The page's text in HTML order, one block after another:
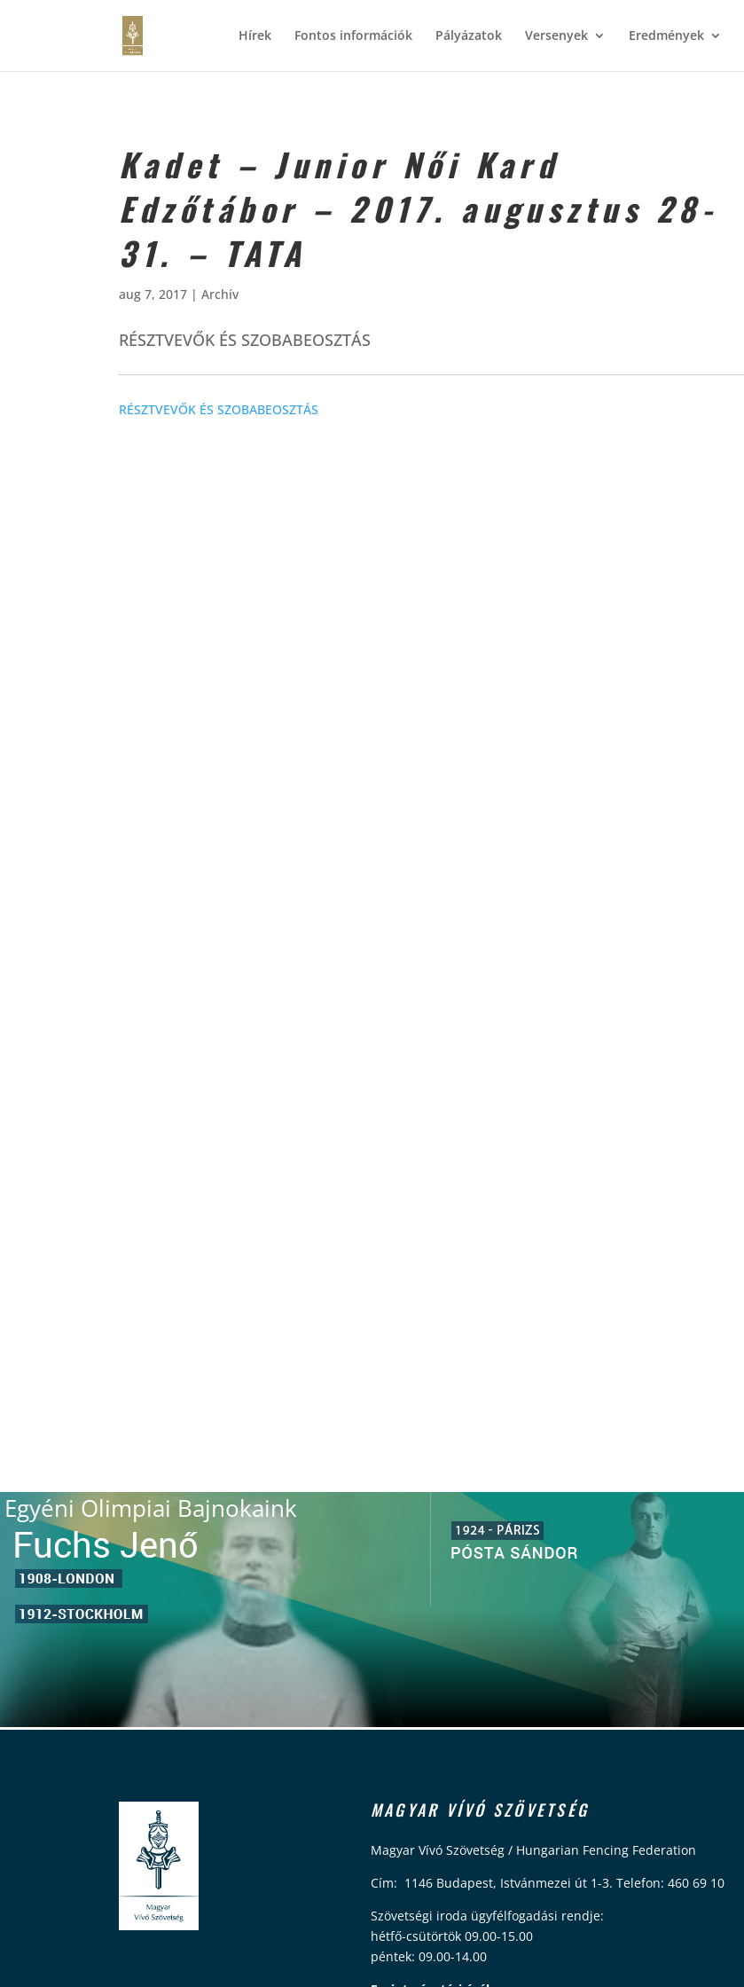
Hírek Fontos információk Pályázatok Versenyek Eredmények
Kadet – Junior Női Kard
Edzőtábor – 2017. augusztus 28-
31. – TATA
aug 7, 2017 |Archív
RÉSZTVEVŐK ÉS SZOBABEOSZTÁS
RÉSZTVEVŐK ÉS SZOBABEOSZTÁS
Egyéni Olimpiai Bajnokaink
MAGYAR VÍVÓ SZÖVETSÉG
Magyar Vívó Szövetség / Hungarian Fencing Federation
Cím: 1146 Budapest, Istvánmezei út 1-3. Telefon: 460 69 10
Szövetségi iroda ügyfélfogadási rendje:
hétfő-csütörtök 09.00-15.00
péntek: 09.00-14.00